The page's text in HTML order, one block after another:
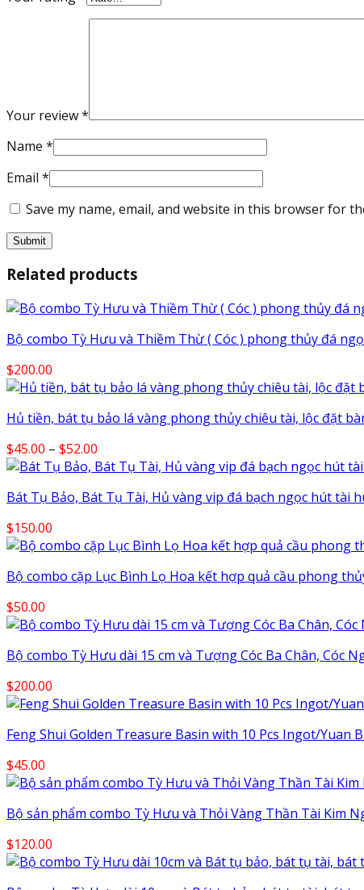
Your review*
Name *
Email *
Save my name, email, and website in this browser for
Related products
Bộ combo Tỳ Hưu và Thiềm Thừ ( Cóc ) phong thủy đá
$200.00
Hủ tiền, bát tụ bảo lá vàng phong thủy chiêu tài, lộc đặt
$45.00 – $52.00
range:
through
Bát Tụ Bảo, Bát Tụ Tài, Hủ vàng vip đá bạch ngọc hút tài
$150.00
Bộ combo cặp Lục Bình Lọ Hoa kết hợp quả cầu phong
$50.00
Bộ combo Tỳ Hưu dài 15 cm và Tượng Cóc Ba Chân, Cóc
$200.00
Feng Shui Golden Treasure Basin with 10 Pcs Ingot/Yuan
$45.00
Bộ sản phẩm combo Tỳ Hưu và Thỏi Vàng Thần Tài Kim
$120.00